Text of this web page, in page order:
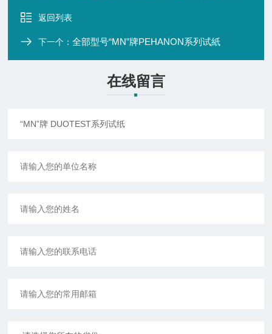
返回列表
下一个：全部型号“MN”牌PEHANON系列试紙
在线留言